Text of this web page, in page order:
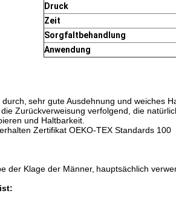
Druck
Zeit
Sorgfaltbehandlung
Anwendung
sehr gute Ausdehnung und weiches
Zurückverweisung verfolgend, die
und Haltbarkeit.
Zertifikat OEKO-TEX Standards 100
der Klage der Männer, hauptsächlich